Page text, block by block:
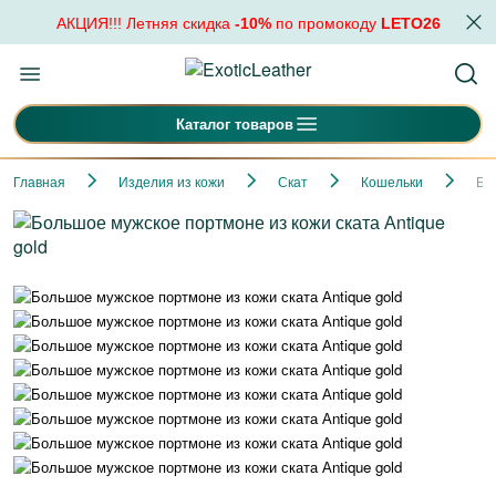
АКЦИЯ!!! Летняя скидка -10%по промокоду LETO26
Каталог товаров
Главная Изделия из кожи Скат Кошельки